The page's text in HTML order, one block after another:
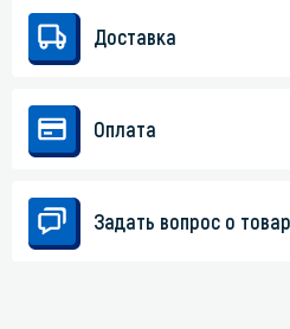
Доставка
Оплата
Задать вопрос о